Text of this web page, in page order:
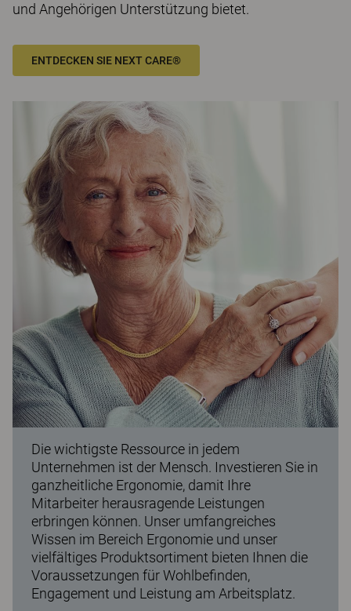
und Angehörigen Unterstützung bietet.
ENTDECKEN SIE NEXT CARE®
Die wichtigste Ressource in jedem
Unternehmen ist der Mensch. Investieren Sie in
ganzheitliche Ergonomie, damit Ihre
Mitarbeiter herausragende Leistungen
erbringen können. Unser umfangreiches
Wissen im Bereich Ergonomie und unser
vielfältiges Produktsortiment bieten Ihnen die
Voraussetzungen für Wohlbefinden,
Engagement und Leistung am Arbeitsplatz.